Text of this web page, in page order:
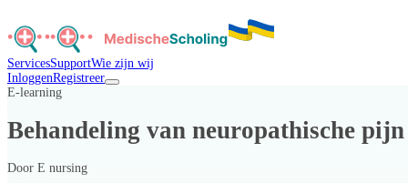
ServicesSupportWie zijn wij
InloggenRegistreer
E-learning
Behandeling van neuropathische pijn
Door E nursing